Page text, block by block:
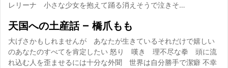
レリーナ 小さな少女を抱えて踊る消えそうで泣きそ…
天国への土産話 – 橋爪もも
大げさかもしれませんが あなたが生きているそれだけで嬉しい
のあなたのすべてを肯定したい 怒り 嘆き 理不尽な拳 頭に流
れ込む人を歪ませるには十分な外聞 世界は自分勝手で潔癖 不幸